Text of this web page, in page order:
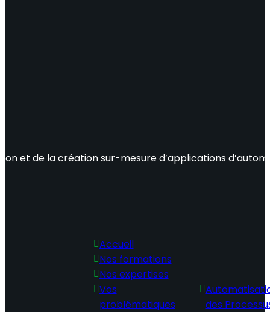
et de la création sur-mesure d’applications
Accueil
Nos formations
Nos expertises
Vos
problématiques
des